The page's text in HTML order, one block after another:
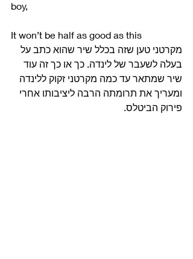
boy,
It won’t be half as good as this
מקרטני טען שזה בכלל שיר שהוא כתב על
בעלה לשעבר של לינדה. כך או כך זה עוד
שיר שמתאר עד כמה מקרטני זקוק ללינדה
ומעריך את תרומתה הרבה ליציבותו אחרי
פירוק הביטלס.